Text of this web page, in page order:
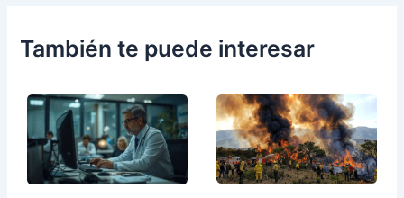
También te puede interesar